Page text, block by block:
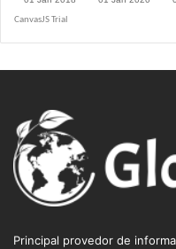
Principal provedor de